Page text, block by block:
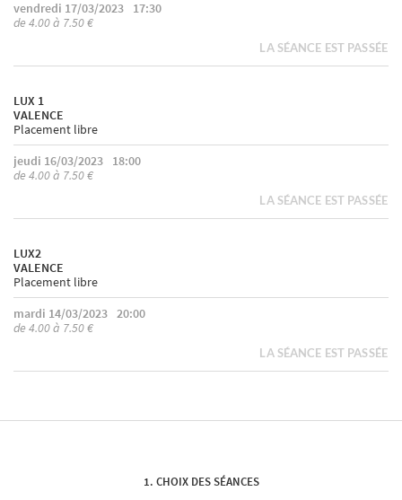
vendredi 17/03/2023
17:30
de 4.00 à 7.50 €
LA SÉANCE EST PASSÉE
LUX 1
VALENCE
Placement libre
jeudi 16/03/2023
18:00
de 4.00 à 7.50 €
LA SÉANCE EST PASSÉE
LUX2
VALENCE
Placement libre
mardi 14/03/2023 20:00
de 4.00 à 7.50 €
LA SÉANCE EST PASSÉE
CHOIX DES SÉANCES